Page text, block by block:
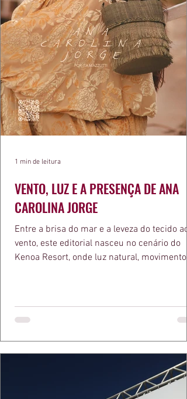
VENTO, LUZ E A PRESENÇA DE ANA
CAROLINA JORGE
Entre a brisa do mar e a leveza do tecido ao
vento, este editorial nasceu no cenário do
Kenoa Resort, onde luz natural, movimento e
bolsa da Malu Pires, em uma composição
algo de intemporal em vestir o vento e
que ele conduza a cena. Cada dobra do
cada reflexo dourado da luz sobre a pe
1 min de leitura